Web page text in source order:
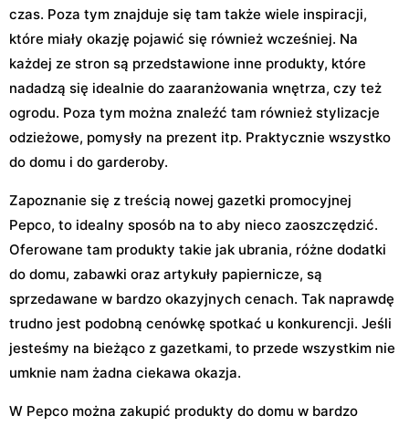
czas. Poza tym znajduje się tam także wiele inspiracji,
które miały okazję pojawić się również wcześniej. Na
każdej ze stron są przedstawione inne produkty, które
nadadzą się idealnie do zaaranżowania wnętrza, czy też
ogrodu. Poza tym można znaleźć tam również stylizacje
odzieżowe, pomysły na prezent itp. Praktycznie wszystko
do domu i do garderoby.
Zapoznanie się z treścią nowej gazetki promocyjnej
Pepco, to idealny sposób na to aby nieco zaoszczędzić.
Oferowane tam produkty takie jak ubrania, różne dodatki
do domu, zabawki oraz artykuły papiernicze, są
sprzedawane w bardzo okazyjnych cenach. Tak naprawdę
trudno jest podobną cenówkę spotkać u konkurencji. Jeśli
jesteśmy na bieżąco z gazetkami, to przede wszystkim nie
umknie nam żadna ciekawa okazja.
W Pepco można zakupić produkty do domu w bardzo